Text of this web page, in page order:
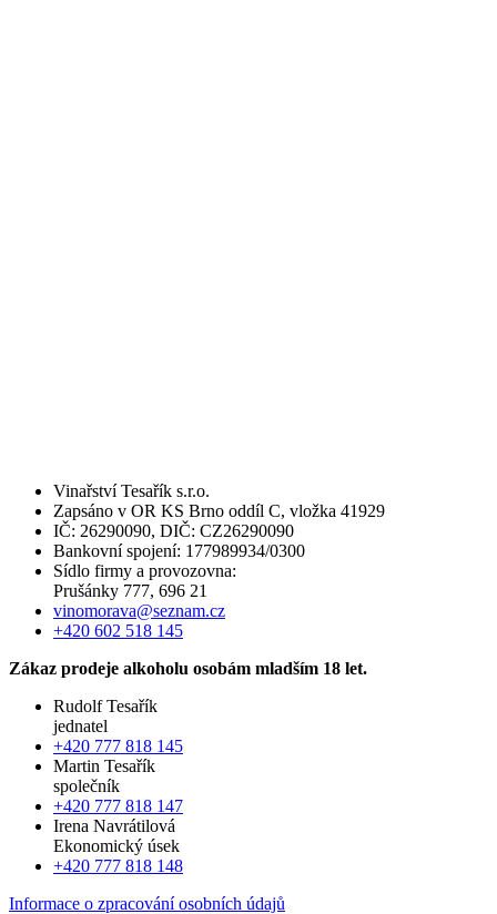
Vinařství Tesařík s.r.o.
Zapsáno v OR KS Brno oddíl C, vložka 41929
IČ: 26290090, DIČ: CZ26290090
Bankovní spojení: 177989934/0300
Sídlo firmy a provozovna:
Prušánky 777, 696 21
vinomorava@seznam.cz
+420 602 518 145
Zákaz prodeje alkoholu osobám mladším 18 let.
Rudolf Tesařík
jednatel
+420 777 818 145
Martin Tesařík
společník
+420 777 818 147
Irena Navrátilová
Ekonomický úsek
+420 777 818 148
Informace o zpracování osobních údajů